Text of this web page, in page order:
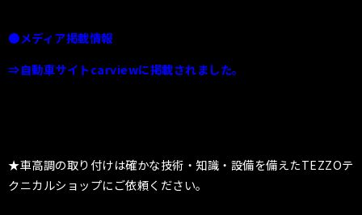
●メディア掲載情報
⇒自動車サイトcarviewに掲載されました。
★車高調の取り付けは確かな技術・知識・設備を備えたTEZZOテ
クニカルショップにご依頼ください。